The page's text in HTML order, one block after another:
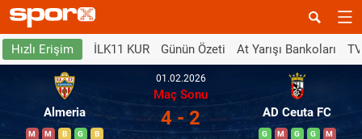
Hızlı Erişim İLK11 KUR Günün Özeti At Yarışı Bankoları
Almeria
M M B G B
01.02.2026
Maç Sonu
4 - 2 AD Ceuta FC
G M G G M